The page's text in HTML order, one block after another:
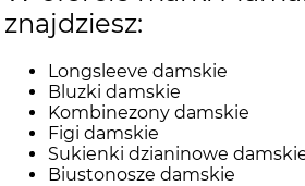
znajdziesz:
Longsleeve damskie
Bluzki damskie
Kombinezony damskie
Figi damskie
Sukienki dzianinowe
Biustonosze damskie